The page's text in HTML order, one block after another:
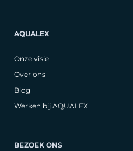
AQUALEX
Onze visie
Over ons
Blog
Werken bij AQUALEX
BEZOEK ONS